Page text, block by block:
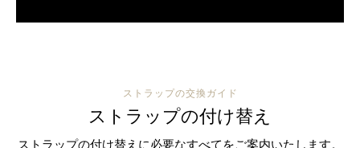
ストラップの交換ガイド
ストラップの付け替え
ストラップの付け替えに必要なすべてをご案内いたします。